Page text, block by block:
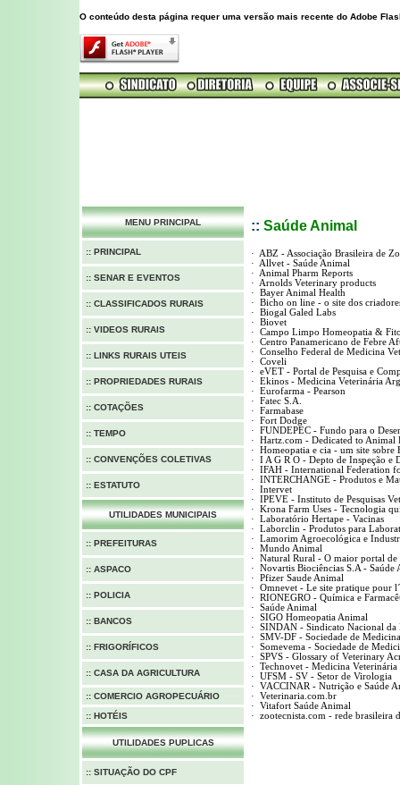
O conteúdo desta página requer uma versão mais recente do Adobe
MENU PRINCIPAL
:: PRINCIPAL
:: SENAR E EVENTOS
:: CLASSIFICADOS RURAIS
:: VIDEOS RURAIS
:: LINKS RURAIS UTEIS
:: PROPRIEDADES RURAIS
:: COTAÇÕES
:: TEMPO
:: CONVENÇÕES COLETIVAS
:: ESTATUTO
UTILIDADES MUNICIPAIS
:: PREFEITURAS
:: ASPACO
:: POLICIA
:: BANCOS
:: FRIGORÍFICOS
:: CASA DA AGRICULTURA
:: COMERCIO AGROPECUÁRIO
:: HOTÉIS
UTILIDADES PUPLICAS
:: SITUAÇÃO DO CPF
:: Saúde Animal
· ABZ - Associação Brasileira de
·
Allvet - Saúde Animal
·
Animal Pharm Reports
·
Arnolds Veterinary products
·
Bayer Animal Health
·
Bicho on line- o site dos
·
Biogal Galed Labs
·
Biovet
·
Campo Limpo Homeopatia &
·
Centro Panamericano de Febre
·
Conselho Federal de Medicina
·
Coveli
·
eVET- Portal de Pesquisa e
·
Ekinos- Medicina Veterinária
·
Eurofarma - Pearson
·
Fatec S.A.
·
Farmabase
·
Fort Dodge
·
FUNDEPEC - Fundo para o
·
Hartz.com - Dedicated to Animal
·
Homeopatia e cia- um site sobre
·
I A G R O - Depto de Inspeção e
·
IFAH - International Federation
·
INTERCHANGE - Produtos e
·
Intervet
·
IPEVE - Instituto de Pesquisas
·
Krona Farm Uses - Tecnologia
·
Laboratório Hertape- Vacinas
·
Laborclin - Produtos para
·
Lamorim Agroecológica e
·
Mundo Animal
·
Natural Rural - O maior portal de
·
Novartis Biociências S.A - Saúde
·
Pfizer SaudeAnimal
·
Omnevet- Le site pratique pour
·
RIONEGRO - Química e
·
Saúde Animal
·
SIGO Homeopatia Animal
·
SINDAN - Sindicato Nacional da
·
SMV-DF - Sociedade de
·
Somevema- Sociedade de
·
SPVS - Glossary of Veterinary
·
Technovet - Medicina Veterinária
·
UFSM - SV - Setor de Virologia
·
VACCINAR - Nutrição e Saúde
·
Veterinaria.com. br
·
VitafortSaúde Animal
·
zootecnista.com - rede brasileira